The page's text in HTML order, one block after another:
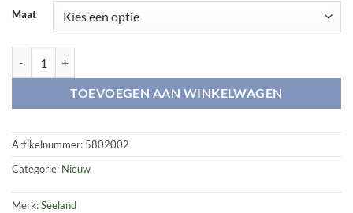
Maat
TOEVOEGEN AAN WINKELWAGEN
Artikelnummer: 5802002
Categorie: Nieuw
Merk:Seeland